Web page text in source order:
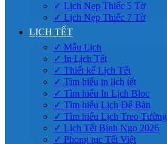
✓ Lịch Nẹp Thiếc 5 Tờ
✓ Lịch Nẹp Thiếc 7 Tờ
LỊCH TẾT
✓ Mẫu Lịch
✓ In Lịch Tết
✓ Thiết kế Lịch Tết
✓ Tìm hiểu in lịch tết
✓ Tìm hiểu In Lịch Bloc
✓ Tìm hiểu Lịch Để Bàn
✓ Tìm hiểu Lịch Treo Tường
✓ Lịch Tết Bính Ngọ 2026
✓ Phong tục Tết Việt